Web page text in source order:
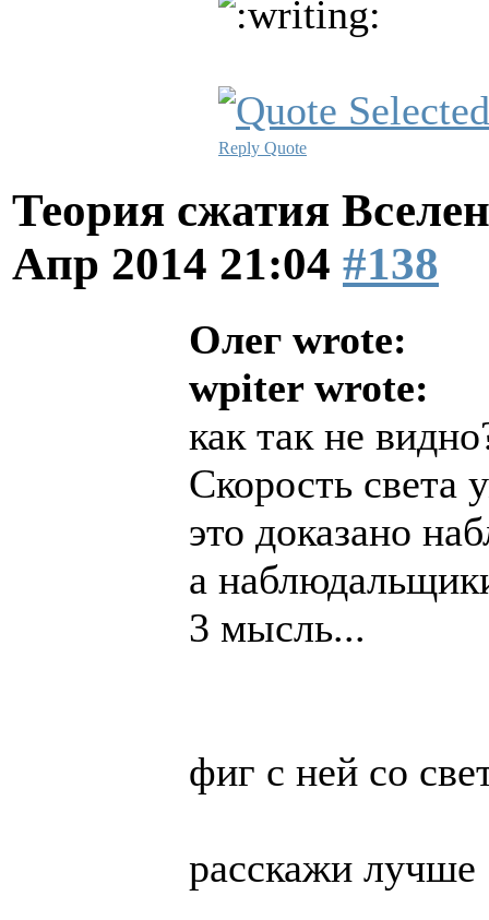
Reply Quote
Теория сжатия
Апр 2014 21:04 #138
Олег wrote:
wpiter wrote:
как так не
Скорость света
это доказано
а
3 мысль...
фиг с ней со
расскажи лучше